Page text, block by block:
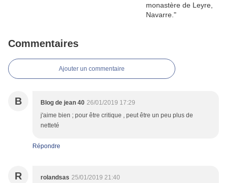
Commentaires
Ajouter un commentaire
B Blog de jean 40 26/01/2019 17:29
j'aime bien ; pour être critique , peut être un peu plus de
netteté
Répondre
R rolandsas 25/01/2019 21:40